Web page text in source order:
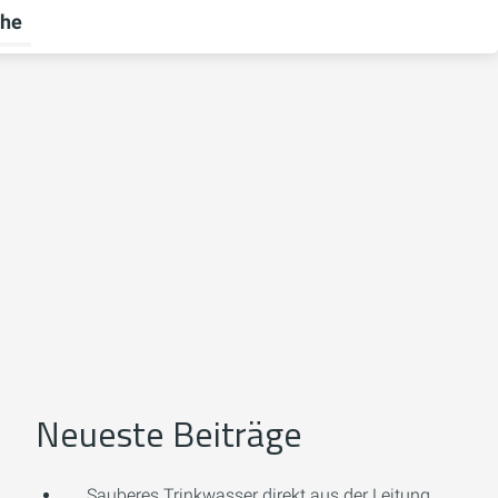
umschalten
für Ratgeber umschalten
Neueste Beiträge